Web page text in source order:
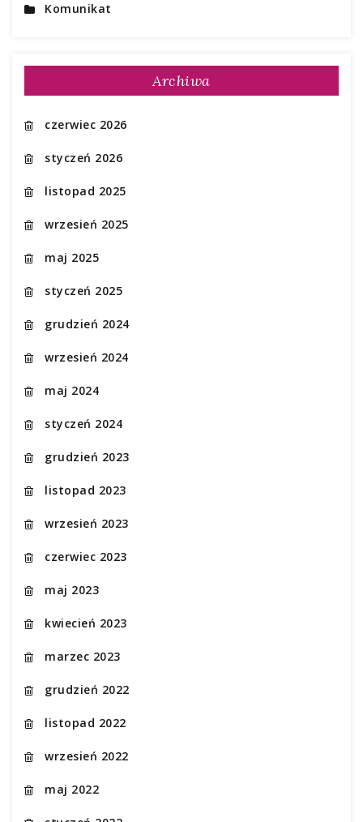
Komunikat
Archiwa
czerwiec 2026
styczeń 2026
listopad 2025
wrzesień 2025
maj 2025
styczeń 2025
grudzień 2024
wrzesień 2024
maj 2024
styczeń 2024
grudzień 2023
listopad 2023
wrzesień 2023
czerwiec 2023
maj 2023
kwiecień 2023
marzec 2023
grudzień 2022
listopad 2022
wrzesień 2022
maj 2022